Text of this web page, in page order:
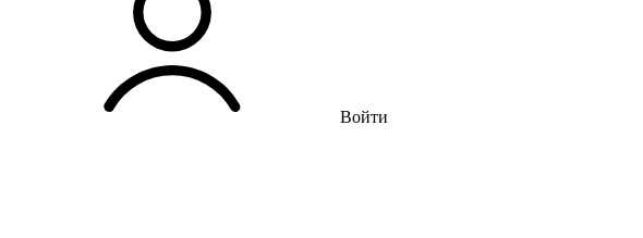
Войти